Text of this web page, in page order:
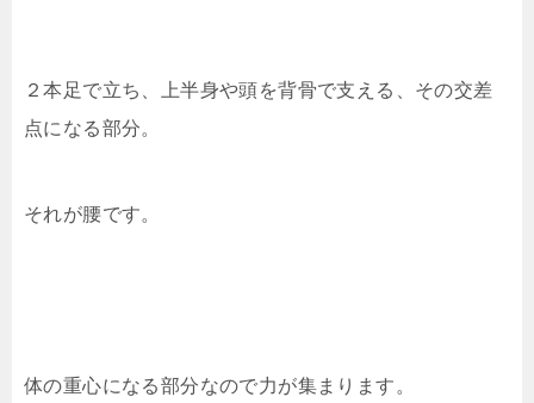
２本足で立ち、上半身や頭を背骨で支える、その交差
点になる部分。
それが腰です。
体の重心になる部分なので力が集まります。